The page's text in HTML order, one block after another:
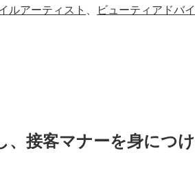
ルアーティスト ビューティアドバ
、接客マナーを身につ